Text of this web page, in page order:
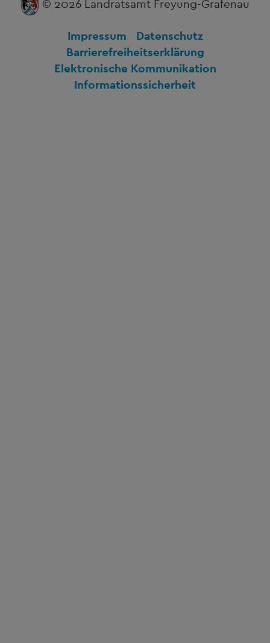
© 2026 Landratsamt Freyung-Grafenau
Impressum
Datenschutz
Barrierefreiheitserklärung
Elektronische Kommunikation
Informationssicherheit